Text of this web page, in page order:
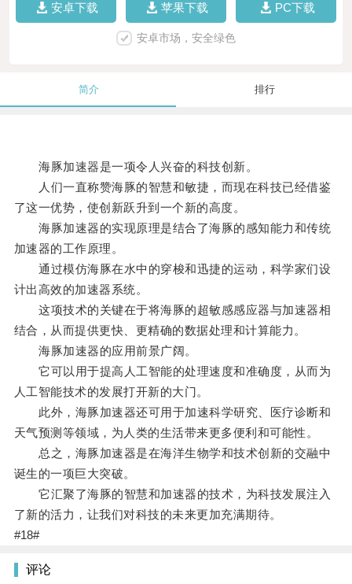
安卓下载 苹果下载 PC下载
安卓市场，安全绿色
简介 排行
海豚加速器是一项令人兴奋的科技创新。
人们一直称赞海豚的智慧和敏捷，而现在科技已经借鉴
了这一优势，使创新跃升到一个新的高度。
海豚加速器的实现原理是结合了海豚的感知能力和传统
加速器的工作原理。
通过模仿海豚在水中的穿梭和迅捷的运动，科学家们设
计出高效的加速器系统。
这项技术的关键在于将海豚的超敏感感应器与加速器相
结合，从而提供更快、更精确的数据处理和计算能力。
海豚加速器的应用前景广阔。
它可以用于提高人工智能的处理速度和准确度，从而为
人工智能技术的发展打开新的大门。
此外，海豚加速器还可用于加速科学研究、医疗诊断和
天气预测等领域，为人类的生活带来更多便利和可能性。
总之，海豚加速器是在海洋生物学和技术创新的交融中
诞生的一项巨大突破。
它汇聚了海豚的智慧和加速器的技术，为科技发展注入
了新的活力，让我们对科技的未来更加充满期待。
#18#
评论